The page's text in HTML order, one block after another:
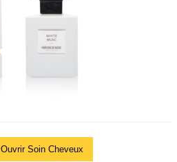
Ouvrir Soin Cheveux